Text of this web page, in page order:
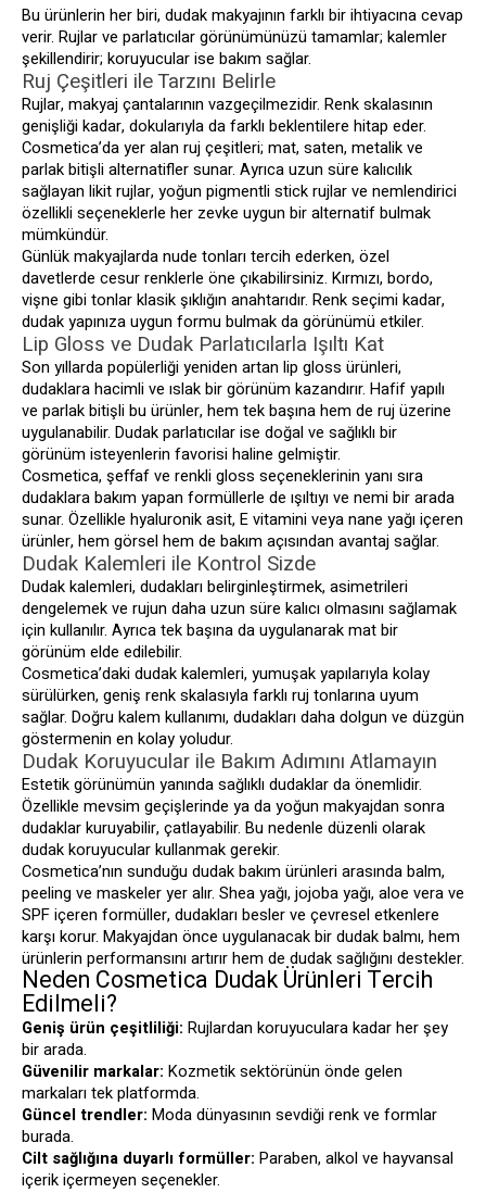
Bu ürünlerin her biri, dudak makyajının farklı bir ihtiyacına cevap
verir. Rujlar ve parlatıcılar görünümünüzü tamamlar; kalemler
şekillendirir; koruyucular ise bakım sağlar.
Ruj Çeşitleri ile Tarzını Belirle
Rujlar, makyaj çantalarının vazgeçilmezidir. Renk skalasının
genişliği kadar, dokularıyla da farklı beklentilere hitap eder.
Cosmetica’da yer alan ruj çeşitleri; mat, saten, metalik ve
parlak bitişli alternatifler sunar. Ayrıca uzun süre kalıcılık
sağlayan likit rujlar, yoğun pigmentli stick rujlar ve nemlendirici
özellikli seçeneklerle her zevke uygun bir alternatif bulmak
mümkündür.
Günlük makyajlarda nude tonları tercih ederken, özel
davetlerde cesur renklerle öne çıkabilirsiniz. Kırmızı, bordo,
vişne gibi tonlar klasik şıklığın anahtarıdır. Renk seçimi kadar,
dudak yapınıza uygun formu bulmak da görünümü etkiler.
Lip Gloss ve Dudak Parlatıcılarla Işıltı Kat
Son yıllarda popülerliği yeniden artan lip gloss ürünleri,
dudaklara hacimli ve ıslak bir görünüm kazandırır. Hafif yapılı
ve parlak bitişli bu ürünler, hem tek başına hem de ruj üzerine
uygulanabilir. Dudak parlatıcılar ise doğal ve sağlıklı bir
görünüm isteyenlerin favorisi haline gelmiştir.
Cosmetica, şeffaf ve renkli gloss seçeneklerinin yanı sıra
dudaklara bakım yapan formüllerle de ışıltıyı ve nemi bir arada
sunar. Özellikle hyaluronik asit, E vitamini veya nane yağı içeren
ürünler, hem görsel hem de bakım açısından avantaj sağlar.
Dudak Kalemleri ile Kontrol Sizde
Dudak kalemleri, dudakları belirginleştirmek, asimetrileri
dengelemek ve rujun daha uzun süre kalıcı olmasını sağlamak
için kullanılır. Ayrıca tek başına da uygulanarak mat bir
görünüm elde edilebilir.
Cosmetica’daki dudak kalemleri, yumuşak yapılarıyla kolay
sürülürken, geniş renk skalasıyla farklı ruj tonlarına uyum
sağlar. Doğru kalem kullanımı, dudakları daha dolgun ve düzgün
göstermenin en kolay yoludur.
Dudak Koruyucular ile Bakım Adımını Atlamayın
Estetik görünümün yanında sağlıklı dudaklar da önemlidir.
Özellikle mevsim geçişlerinde ya da yoğun makyajdan sonra
dudaklar kuruyabilir, çatlayabilir. Bu nedenle düzenli olarak
dudak koruyucular kullanmak gerekir.
Cosmetica’nın sunduğu dudak bakım ürünleri arasında balm,
peeling ve maskeler yer alır. Shea yağı, jojoba yağı, aloe vera ve
SPF içeren formüller, dudakları besler ve çevresel etkenlere
karşı korur. Makyajdan önce uygulanacak bir dudak balmı, hem
ürünlerin performansını artırır hem de dudak sağlığını destekler.
Neden Cosmetica Dudak Ürünleri Tercih
Edilmeli?
Geniş ürün çeşitliliği: Rujlardan koruyuculara kadar her şey
bir arada.
Güvenilir markalar: Kozmetik sektörünün önde gelen
markaları tek platformda.
Güncel trendler: Moda dünyasının sevdiği renk ve formlar
burada.
Cilt sağlığına duyarlı formüller: Paraben, alkol ve hayvansal
içerik içermeyen seçenekler.